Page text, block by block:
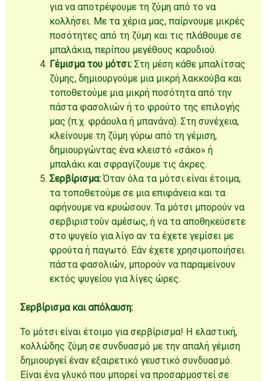
για να αποτρέψουμε τη ζύμη από το να
κολλήσει. Με τα χέρια μας, παίρνουμε μικρές
ποσότητες από τη ζύμη και τις πλάθουμε σε
μπαλάκια, περίπου μεγέθους καρυδιού.
Γέμισμα του μότσι:Στη μέση κάθε μπαλίτσας
ζύμης, δημιουργούμε μια μικρή λακκούβα και
τοποθετούμε μια μικρή ποσότητα από την
πάστα φασολιών ή το φρούτο της επιλογής
μας (π.χ. φράουλα ή μπανάνα). Στη συνέχεια,
κλείνουμε τη ζύμη γύρω από τη γέμιση,
δημιουργώντας ένα κλειστό «σάκο» ή
μπαλάκι και σφραγίζουμε τις άκρες.
Σερβίρισμα:Όταν όλα τα μότσι είναι έτοιμα,
τα τοποθετούμε σε μια επιφάνεια και τα
αφήνουμε να κρυώσουν. Τα μότσι μπορούν να
σερβιριστούν αμέσως, ή να τα αποθηκεύσετε
στο ψυγείο για λίγο αν τα έχετε γεμίσει με
φρούτα ή παγωτό. Εάν έχετε χρησιμοποιήσει
πάστα φασολιών, μπορούν να παραμείνουν
εκτός ψυγείου για λίγες ώρες.
Σερβίρισμα και απόλαυση:
Το μότσι είναι έτοιμο για σερβίρισμα! Η ελαστική,
κολλώδης ζύμη σε συνδυασμό με την απαλή γέμιση
δημιουργεί έναν εξαιρετικό γευστικό συνδυασμό.
Είναι ένα γλυκό που μπορεί να προσαρμοστεί σε